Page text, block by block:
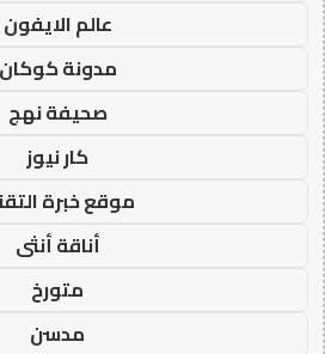
عالم الايفون
مدونة كوكان
صحيفة نهج
كار نيوز
موقع خبرة
أناقة أنثى
متورخ
مدسن